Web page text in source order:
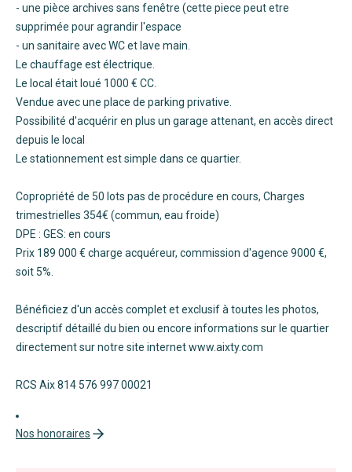
- une pièce archives sans fenêtre (cette piece peut etre
supprimée pour agrandir l'espace
- un sanitaire avec WC et lave main.
Le chauffage est électrique.
Le local était loué 1000 € CC.
Vendue avec une place de parking privative.
Possibilité d'acquérir en plus un garage attenant, en accès direct
depuis le local
Le stationnement est simple dans ce quartier.
Copropriété de 50 lots pas de procédure en cours, Charges
trimestrielles 354€ (commun, eau froide)
DPE : GES: en cours
Prix 189 000 € charge acquéreur, commission d'agence 9000 €,
soit 5%.
Bénéficiez d'un accès complet et exclusif à toutes les photos,
descriptif détaillé du bien ou encore informations sur le quartier
directement sur notre site internet www.aixty.com
RCS Aix 814 576 997 00021
Nos honoraires